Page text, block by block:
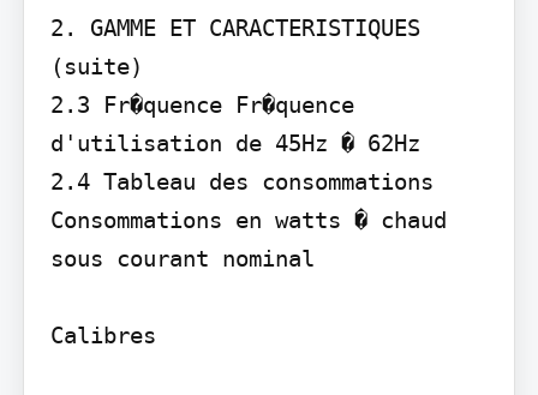
2. GAMME ET CARACTERISTIQUES
(suite)
2.3 Fr�quence Fr�quence
d'utilisation de 45Hz � 62Hz
2.4 Tableau des consommations
Consommations en watts � chaud
sous courant nominal